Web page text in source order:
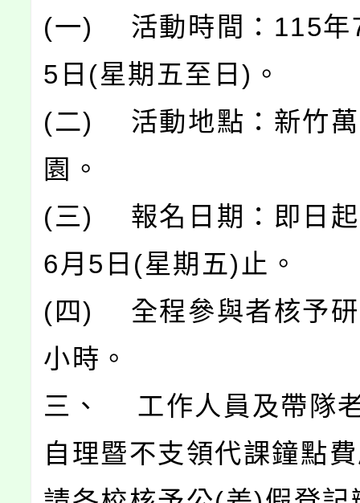
(一) 活動時間：115年
5日(星期五至日)。
(二) 活動地點：新竹萬
園。
(三) 報名日期：即日
6月5日(星期五)止。
(四) 全程參與者核予研
小時。
三、 工作人員及帶隊
自理暨不支領代課鐘點